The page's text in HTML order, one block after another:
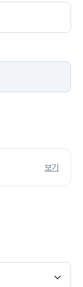
보기